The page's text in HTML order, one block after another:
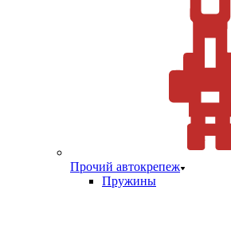
Прочий автокрепеж
Пружины